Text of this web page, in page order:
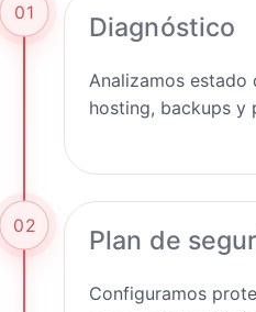
01 Diagnóstico
Analizamos estado
hosting, backups y
02 Plan de
Configuramos